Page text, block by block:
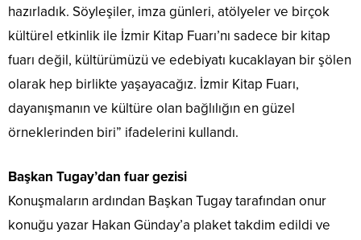
hazırladık. Söyleşiler, imza günleri, atölyeler ve birçok
kültürel etkinlik ile İzmir Kitap Fuarı’nı sadece bir kitap
fuarı değil, kültürümüzü ve edebiyatı kucaklayan bir şölen
olarak hep birlikte yaşayacağız. İzmir Kitap Fuarı,
dayanışmanın ve kültüre olan bağlılığın en güzel
örneklerinden biri” ifadelerini kullandı.
Başkan Tugay’dan fuar gezisi
Konuşmaların ardından Başkan Tugay tarafından onur
konuğu yazar Hakan Günday’a plaket takdim edildi ve